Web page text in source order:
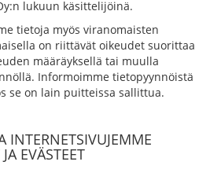
lukuun käsittelijöinä.
tietoja myös viranomaisten
on riittävät oikeudet suorittaa
määräyksellä tai muulla
Informoimme tietopyynnöistä
se on lain puitteissa sallittua.
INTERNETSIVUJEMME
EVÄSTEET